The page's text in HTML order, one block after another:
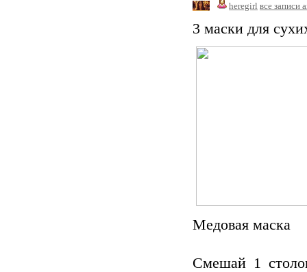
heregirl все записи
3 маски для
Медовая маска
Смешай 1